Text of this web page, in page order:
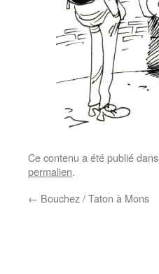
Ce contenu a été publié dans
permalien.
← Bouchez / Taton à Mons